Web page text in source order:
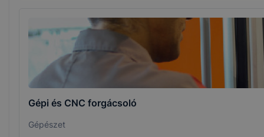
Gépi és CNC forgácsoló
Gépészet